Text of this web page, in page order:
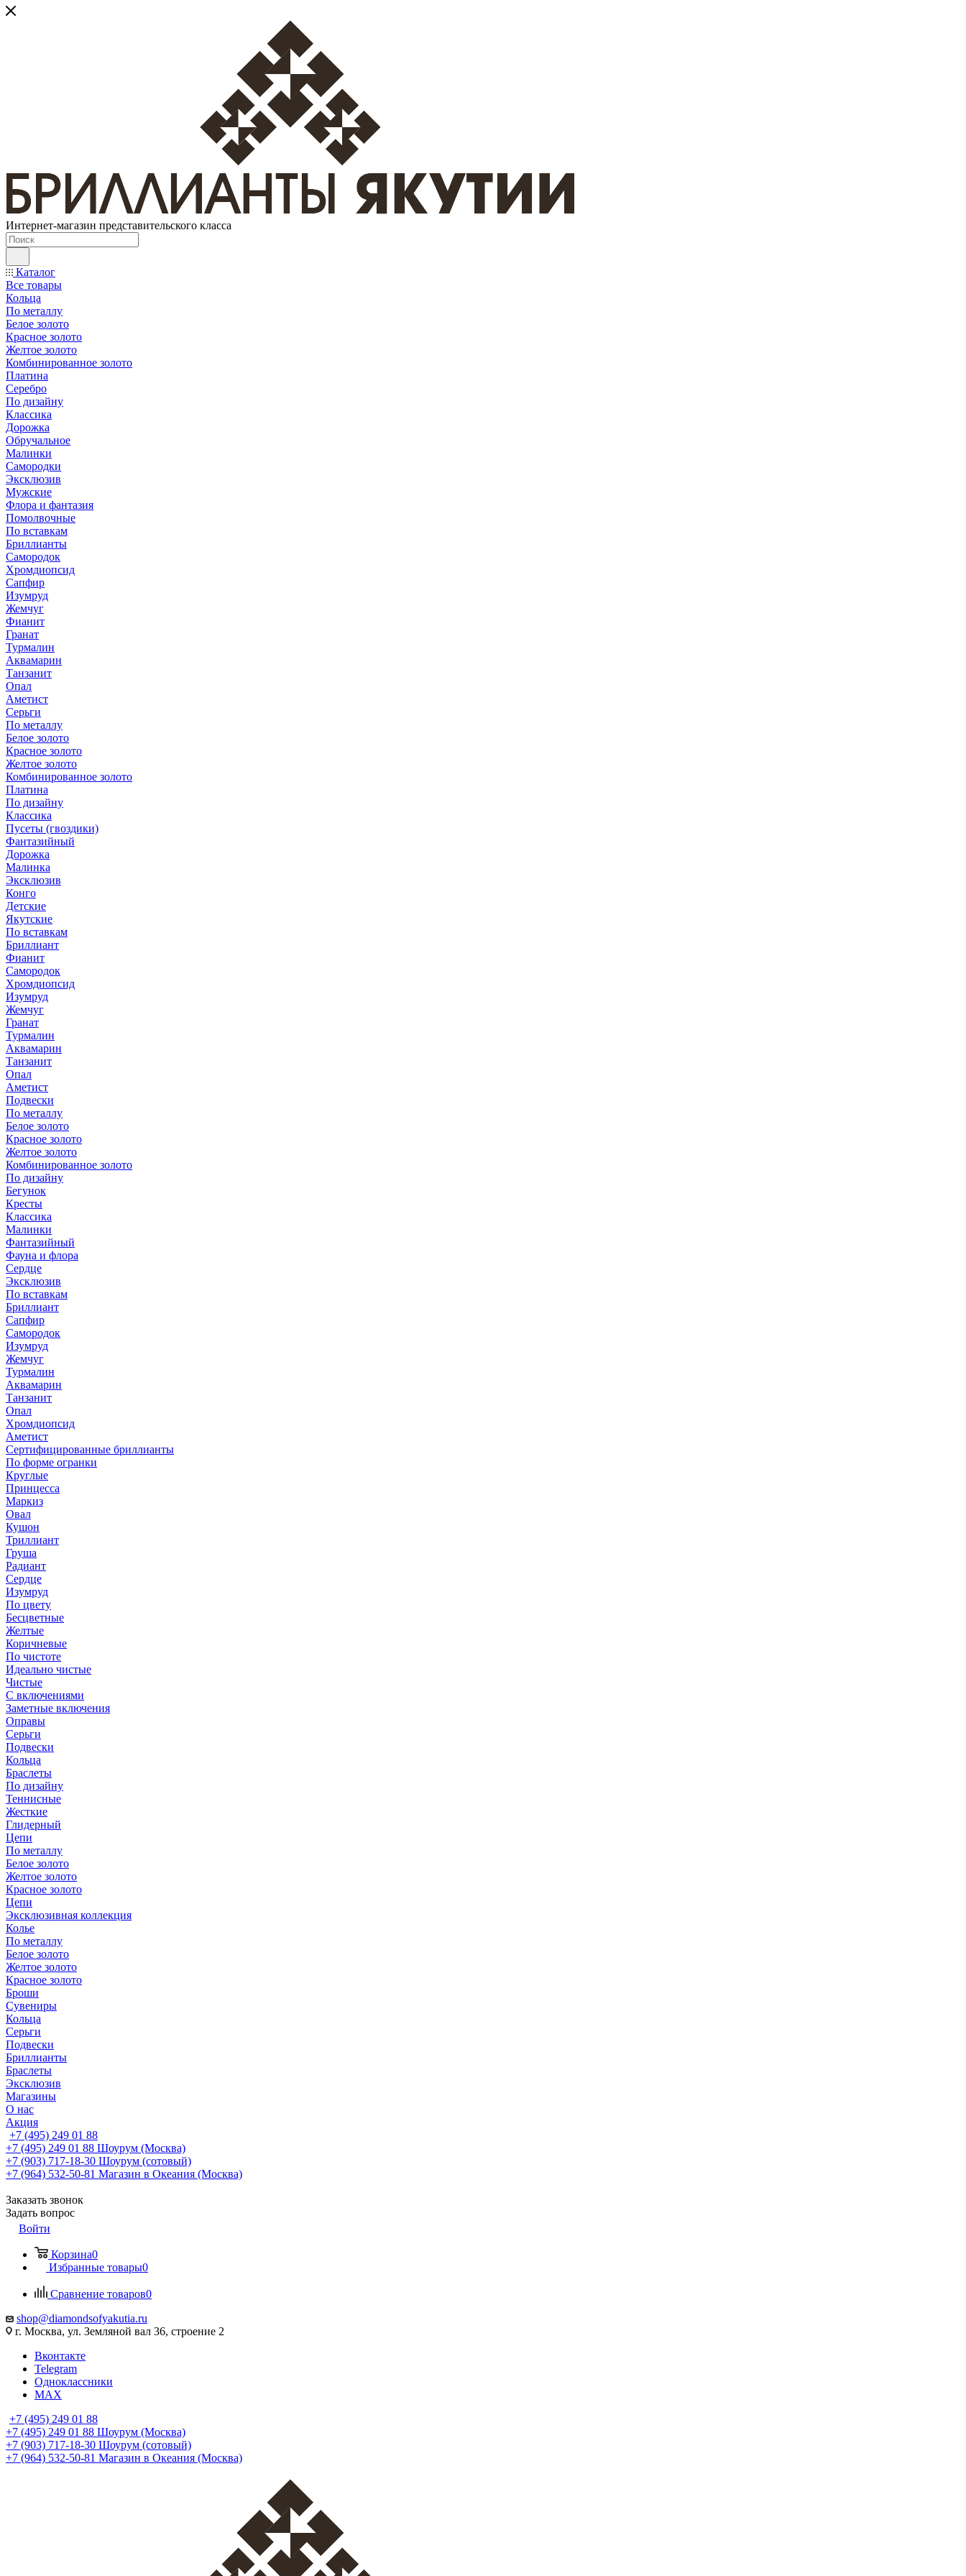
Интернет-магазин представительского класса
Каталог
Все товары
Кольца
По металлу
Белое золото
Красное золото
Желтое золото
Комбинированное золото
Платина
Серебро
По дизайну
Классика
Дорожка
Обручальное
Малинки
Самородки
Эксклюзив
Мужские
Флора и фантазия
Помолвочные
По вставкам
Бриллианты
Самородок
Хромдиопсид
Сапфир
Изумруд
Жемчуг
Фианит
Гранат
Турмалин
Аквамарин
Танзанит
Опал
Аметист
Серьги
По металлу
Белое золото
Красное золото
Желтое золото
Комбинированное золото
Платина
По дизайну
Классика
Пусеты (гвоздики)
Фантазийный
Дорожка
Малинка
Эксклюзив
Конго
Детские
Якутские
По вставкам
Бриллиант
Фианит
Самородок
Хромдиопсид
Изумруд
Жемчуг
Гранат
Турмалин
Аквамарин
Танзанит
Опал
Аметист
Подвески
По металлу
Белое золото
Красное золото
Желтое золото
Комбинированное золото
По дизайну
Бегунок
Кресты
Классика
Малинки
Фантазийный
Фауна и флора
Сердце
Эксклюзив
По вставкам
Бриллиант
Сапфир
Самородок
Изумруд
Жемчуг
Турмалин
Аквамарин
Танзанит
Опал
Хромдиопсид
Аметист
Сертифицированные бриллианты
По форме огранки
Круглые
Принцесса
Маркиз
Овал
Кушон
Триллиант
Груша
Радиант
Сердце
Изумруд
По цвету
Бесцветные
Желтые
Коричневые
По чистоте
Идеально чистые
Чистые
С включениями
Заметные включения
Оправы
Серьги
Подвески
Кольца
Браслеты
По дизайну
Теннисные
Жесткие
Глидерный
Цепи
По металлу
Белое золото
Желтое золото
Красное золото
Цепи
Эксклюзивная коллекция
Колье
По металлу
Белое золото
Желтое золото
Красное золото
Броши
Сувениры
Кольца
Серьги
Подвески
Бриллианты
Браслеты
Эксклюзив
Магазины
О нас
Акция
+7 (495) 249 01 88
+7 (495) 249 01 88 Шоурум (Москва)
+7 (903) 717-18-30 Шоурум (сотовый)
+7 (964) 532-50-81 Магазин в Океания (Москва)
Заказать звонок
Задать вопрос
Войти
Корзина0
Избранные товары0
Сравнение товаров0
shop@diamondsofyakutia.ru
г. Москва, ул. Земляной вал 36, строение 2
Вконтакте
Telegram
Одноклассники
MAX
+7 (495) 249 01 88
+7 (495) 249 01 88 Шоурум (Москва)
+7 (903) 717-18-30 Шоурум (сотовый)
+7 (964) 532-50-81 Магазин в Океания (Москва)